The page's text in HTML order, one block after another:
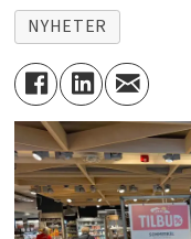
NYHETER